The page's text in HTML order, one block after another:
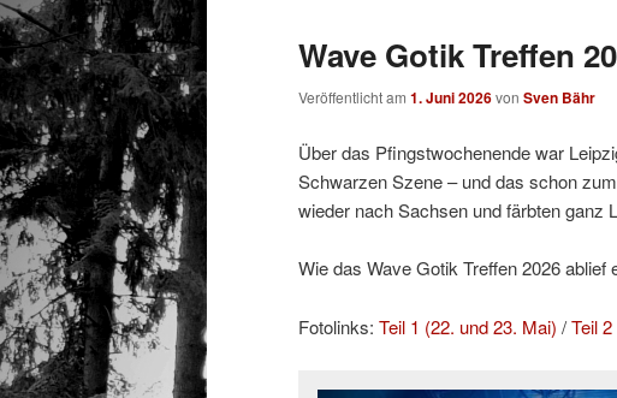
Wave Gotik Treffen
Veröffentlicht am 1. Juni 2026von Sven Bähr
Über das Pfingstwochenende war
Schwarzen Szene – und das schon
wieder nach Sachsen und färbten ganz
Wie das Wave Gotik Treffen 2026 ablief
Fotolinks: Teil 1 (22. und 23. Mai) /Teil